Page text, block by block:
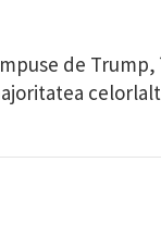
de